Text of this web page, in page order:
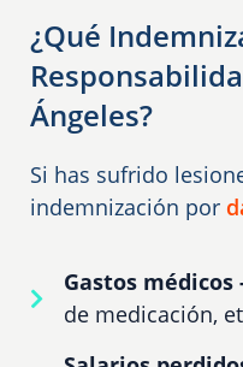
¿Qué
Ángeles?
Si has sufrido
indemnización por
Gastos médicos
de medicación,